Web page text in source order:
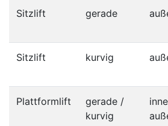
Sitzlift gerade
Sitzlift kurvig
Plattformlift
gerade /
kurvig